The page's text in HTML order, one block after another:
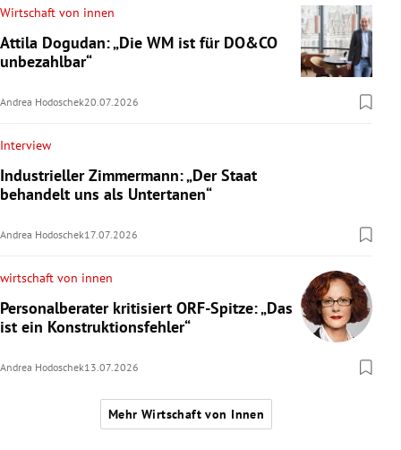
Wirtschaft von innen
Attila Dogudan: „Die WM ist für DO&CO
unbezahlbar“
Andrea Hodoschek20.07.2026
Interview
Industrieller Zimmermann: „Der Staat
behandelt uns als Untertanen“
Andrea Hodoschek17.07.2026
wirtschaft von innen
Personalberater kritisiert ORF-Spitze: „Das
ist ein Konstruktionsfehler“
Andrea Hodoschek13.07.2026
Mehr Wirtschaft von Innen